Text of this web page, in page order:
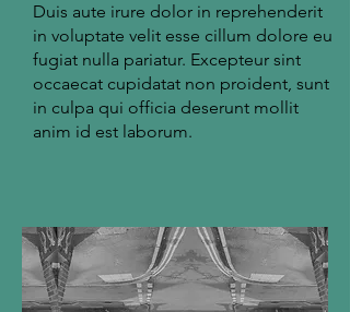
Duis aute irure dolor in reprehenderit
in voluptate velit esse cillum dolore eu
fugiat nulla pariatur. Excepteur sint
occaecat cupidatat non proident, sunt
in culpa qui officia deserunt mollit
anim id est laborum.